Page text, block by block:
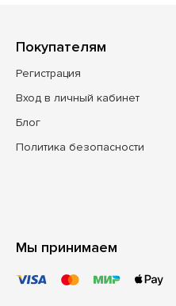
Покупателям
Регистрация
Вход в личный кабинет
Блог
Политика безопасности
Мы принимаем